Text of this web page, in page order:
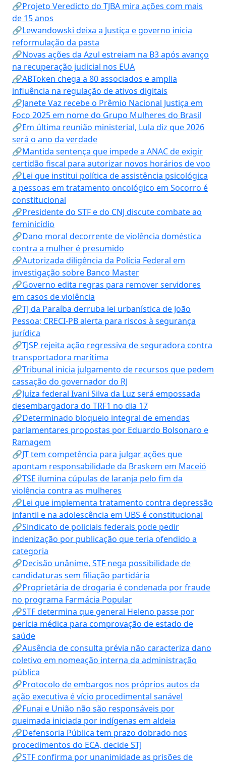
🔗Projeto Veredicto do TJBA mira ações com mais
de 15 anos
🔗Lewandowski deixa a Justiça e governo inicia
reformulação da pasta
🔗Novas ações da Azul estreiam na B3 após avanço
na recuperação judicial nos EUA
🔗ABToken chega a 80 associados e amplia
influência na regulação de ativos digitais
🔗Janete Vaz recebe o Prêmio Nacional Justiça em
Foco 2025 em nome do Grupo Mulheres do Brasil
🔗Em última reunião ministerial, Lula diz que 2026
será o ano da verdade
🔗Mantida sentença que impede a ANAC de exigir
certidão fiscal para autorizar novos horários de voo
🔗Lei que institui política de assistência psicológica
a pessoas em tratamento oncológico em Socorro é
constitucional
🔗Presidente do STF e do CNJ discute combate ao
feminicídio
🔗Dano moral decorrente de violência doméstica
contra a mulher é presumido
🔗Autorizada diligência da Polícia Federal em
investigação sobre Banco Master
🔗Governo edita regras para remover servidores
em casos de violência
🔗TJ da Paraíba derruba lei urbanística de João
Pessoa; CRECI-PB alerta para riscos à segurança
jurídica
🔗TJSP rejeita ação regressiva de seguradora contra
transportadora marítima
🔗Tribunal inicia julgamento de recursos que pedem
cassação do governador do RJ
🔗Juíza federal Ivani Silva da Luz será empossada
desembargadora do TRF1 no dia 17
🔗Determinado bloqueio integral de emendas
parlamentares propostas por Eduardo Bolsonaro e
Ramagem
🔗JT tem competência para julgar ações que
apontam responsabilidade da Braskem em Maceió
🔗TSE ilumina cúpulas de laranja pelo fim da
violência contra as mulheres
🔗Lei que implementa tratamento contra depressão
infantil e na adolescência em UBS é constitucional
🔗Sindicato de policiais federais pode pedir
indenização por publicação que teria ofendido a
categoria
🔗Decisão unânime, STF nega possibilidade de
candidaturas sem filiação partidária
🔗Proprietária de drogaria é condenada por fraude
no programa Farmácia Popular
🔗STF determina que general Heleno passe por
perícia médica para comprovação de estado de
saúde
🔗Ausência de consulta prévia não caracteriza dano
coletivo em nomeação interna da administração
pública
🔗Protocolo de embargos nos próprios autos da
ação executiva é vício procedimental sanável
🔗Funai e União não são responsáveis por
queimada iniciada por indígenas em aldeia
🔗Defensoria Pública tem prazo dobrado nos
procedimentos do ECA, decide STJ
🔗STF confirma por unanimidade as prisões de